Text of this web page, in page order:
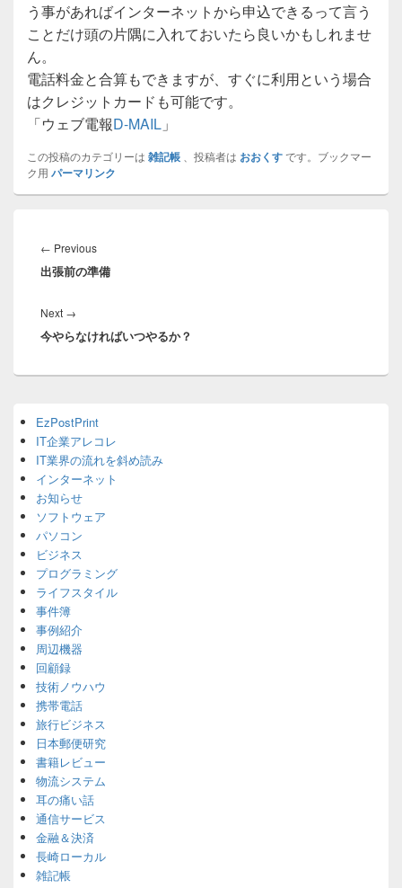
う事があればインターネットから申込できるって言う
ことだけ頭の片隅に入れておいたら良いかもしれませ
ん。
電話料金と合算もできますが、すぐに利用という場合
はクレジットカードも可能です。
「ウェブ電報D-MAIL 」
この投稿のカテゴリーは 雑記帳 、投稿者は おおくすです。ブックマー
ク用 パーマリンク
稿
ナ
ゲ
ー
シ
← PreviousPrevious
post:
出張前の準備
Next →
post:
今やらなければいつやるか？
Sidebar
Widget
Area
EzPostPrint
IT企業アレコレ
IT業界の流れを斜め読み
インターネット
お知らせ
ソフトウェア
パソコン
ビジネス
プログラミング
ライフスタイル
事件簿
事例紹介
周辺機器
回顧録
技術ノウハウ
携帯電話
旅行ビジネス
日本郵便研究
書籍レビュー
物流システム
耳の痛い話
通信サービス
金融＆決済
長崎ローカル
雑記帳